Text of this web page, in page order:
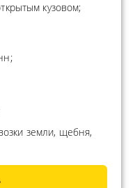
кузовом;
земли, щебня,